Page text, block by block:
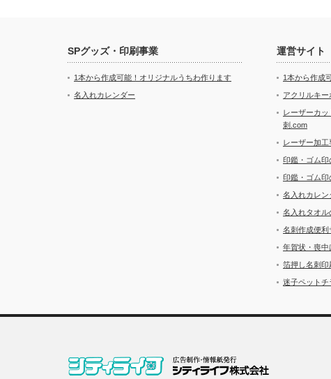
SPグッズ・印刷事業
1本から作成可能！オリジナルうちわ作ります
名入れカレンダー
運営サイト
1本から作成
アクリルキ
レーザーカ
刺.com
レーザー加工
印鑑・ゴム
印鑑・ゴム
名入れカレ
名入れタオル
名刺作成便
年賀状・喪
箔押し名刺
迷子ペットチ